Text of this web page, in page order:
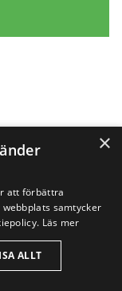
×
att förbättra
samtycker
Läs mer
ALLT